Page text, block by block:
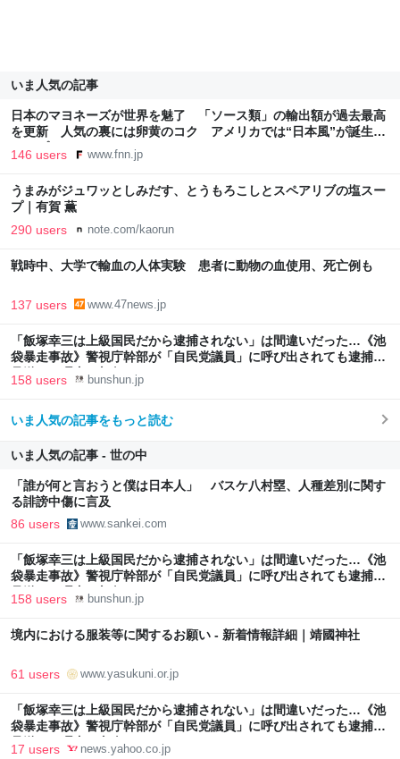
いま人気の記事
日本のマヨネーズが世界を魅了 「ソース類」の輸出額が過去最高
を更新 人気の裏には卵黄のコク アメリカでは“日本風”が誕生｜
FNNプライムオンライン
146 users www.fnn.jp
うまみがジュワッとしみだす、とうもろこしとスペアリブの塩スー
プ｜有賀 薫
290 users note.com/kaorun
戦時中、大学で輸血の人体実験 患者に動物の血使用、死亡例も
137 users www.47news.jp
「飯塚幸三は上級国民だから逮捕されない」は間違いだった…《池
袋暴走事故》警視庁幹部が「自民党議員」に呼び出されても逮捕を
見送った理由 | 文春オンライン
158 users bunshun.jp
いま人気の記事をもっと読む
いま人気の記事 - 世の中
「誰が何と言おうと僕は日本人」 バスケ八村塁、人種差別に関す
る誹謗中傷に言及
86 users www.sankei.com
「飯塚幸三は上級国民だから逮捕されない」は間違いだった…《池
袋暴走事故》警視庁幹部が「自民党議員」に呼び出されても逮捕を
見送った理由 | 文春オンライン
158 users bunshun.jp
境内における服装等に関するお願い - 新着情報詳細｜靖國神社
61 users www.yasukuni.or.jp
「飯塚幸三は上級国民だから逮捕されない」は間違いだった…《池
袋暴走事故》警視庁幹部が「自民党議員」に呼び出されても逮捕を
見送った理由（文春オンライン） - Yahoo!ニュース
17 users news.yahoo.co.jp